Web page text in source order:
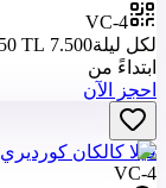
VC-4
لكل ليلة7.500 TL - 19.750 TL
ابتداءً من
احجز الآن
فيلا كالكان كورديري
VC-4